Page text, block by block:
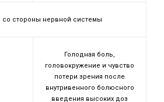
со стороны нервной системы
Голодная боль,
головокружение и чувство
потери зрения после
внутривенного болюсного
введения высоких доз